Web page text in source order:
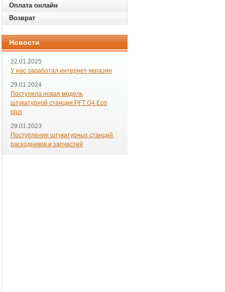
Оплата онлайн
Возврат
Новости
22.01.2025
У нас заработал интернет-магазин
29.01.2024
Поступила новая модель
штукатурной станции PFT G4 Eco
plus
29.01.2023
Поступление штукатурных станций,
расходников и запчастей